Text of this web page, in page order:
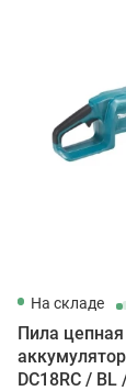
На складе
Пила цепная
DC18RC /